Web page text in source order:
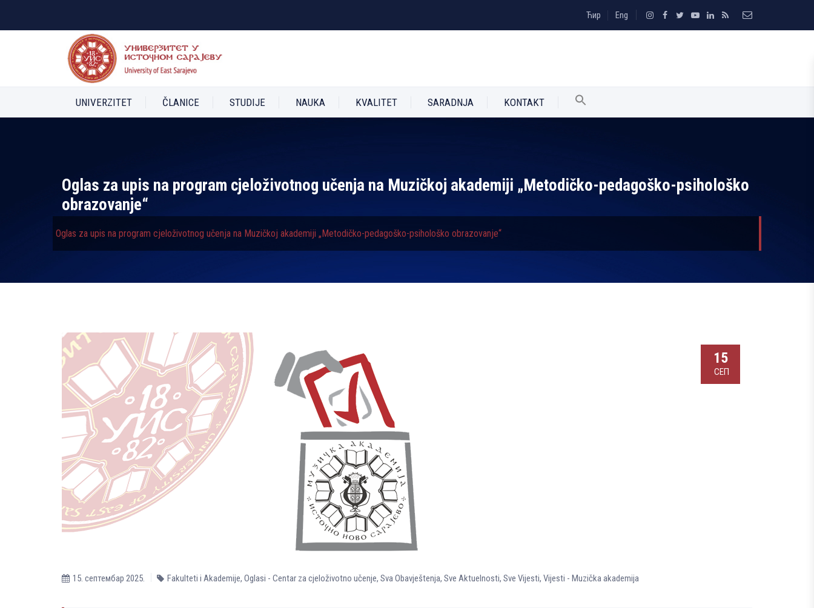
Ћир Eng
UNIVERZITET ČLANICE STUDIJE NAUKA KVALITET SARADNJA KONTAKT
Oglas za upis na program cjeloživotnog učenja na Muzičkoj akademiji „Metodičko-pedagoško-psihološko
obrazovanje“
Oglas za upis na program cjeloživotnog učenja na Muzičkoj akademiji „Metodičko-pedagoško-psihološko obrazovanje“
15
СЕП
15. септембар 2025. Fakulteti i Akademije, Oglasi - Centar za cjeloživotno učenje, Sva Obavještenja, Sve Aktuelnosti, Sve Vijesti, Vijesti - Muzička akademija